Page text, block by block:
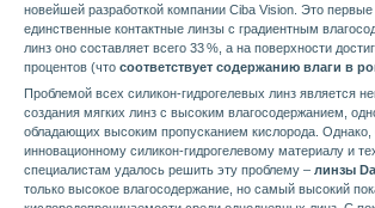
новейшей разработкой компании Ciba Vision. Это
единственные контактные линзы с градиентным
линз оно составляет всего 33 %, а на поверхности
процентов (что соответствует содержанию влаги в
Проблемой всех силикон-гидрогелевых линз является
создания мягких линз с высоким влагосодержанием,
обладающих высоким пропусканием кислорода. Однако,
инновационному силикон-гидрогелевому материалу и
специалистам удалось решить эту проблему – линзы
только высокое влагосодержание, но самый высокий